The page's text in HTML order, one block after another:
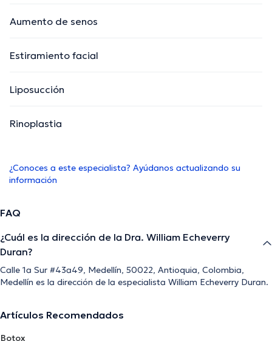
Aumento de senos
Estiramiento facial
Liposucción
Rinoplastia
¿Conoces a este especialista? Ayúdanos actualizando su
información
FAQ
¿Cuál es la dirección de la Dra. William Echeverry
Duran?
Calle 1a Sur #43a49, Medellín, 50022, Antioquia, Colombia,
Medellín es la dirección de la especialista William Echeverry Duran.
Artículos Recomendados
Botox